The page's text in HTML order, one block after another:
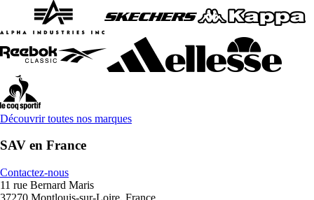
Découvrir toutes nos marques
SAV en France
Contactez-nous
11 rue Bernard Maris
37270 Montlouis-sur-Loire, France